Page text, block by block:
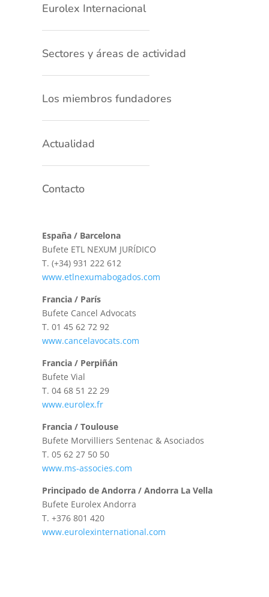
Eurolex Internacional
Sectores y áreas de actividad
Los miembros fundadores
Actualidad
Contacto
España / Barcelona
Bufete ETL NEXUM JURÍDICO
T. (+34) 931 222 612
www.etlnexumabogados.com
Francia / París
Bufete Cancel Advocats
T. 01 45 62 72 92
www.cancelavocats.com
Francia / Perpiñán
Bufete Vial
T. 04 68 51 22 29
www.eurolex.fr
Francia / Toulouse
Bufete Morvilliers Sentenac & Asociados
T. 05 62 27 50 50
www.ms-associes.com
Principado de Andorra / Andorra La Vella
Bufete Eurolex Andorra
T. +376 801 420
www.eurolexinternational.com